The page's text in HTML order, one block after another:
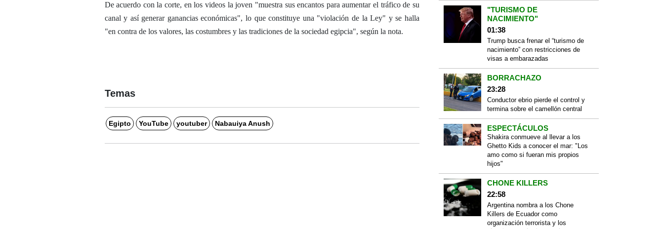
De acuerdo con la corte, en los videos la joven "muestra sus encantos para aumentar el tráfico de su
canal y así generar ganancias económicas", lo que constituye una "violación de la Ley" y se halla
"en contra de los valores, las costumbres y las tradiciones de la sociedad egipcia", según la nota.
Temas
Egipto YouTube youtuber Nabauiya Anush
"TURISMO DE
NACIMIENTO"
01:38
Trump busca frenar el “turismo de
nacimiento” con restricciones de
visas a embarazadas
BORRACHAZO
23:28
Conductor ebrio pierde el control y
termina sobre el camellón central
ESPECTÁCULOS
Shakira conmueve al llevar a los
Ghetto Kids a conocer el mar: "Los
amo como si fueran mis propios
hijos"
CHONE KILLERS
22:58
Argentina nombra a los Chone
Killers de Ecuador como
organización terrorista y los